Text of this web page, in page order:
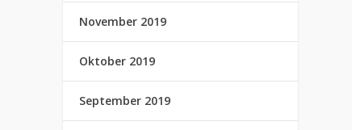
November 2019
Oktober 2019
September 2019